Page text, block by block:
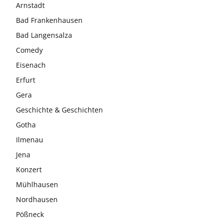
Arnstadt
Bad Frankenhausen
Bad Langensalza
Comedy
Eisenach
Erfurt
Gera
Geschichte & Geschichten
Gotha
Ilmenau
Jena
Konzert
Mühlhausen
Nordhausen
Pößneck